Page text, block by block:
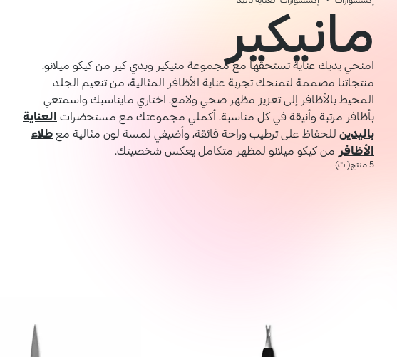
مانيكير
امنحي يديك عناية تستحقها مع مجموعة منيكير وبدي كير من كيكو ميلانو.
منتجاتنا مصممة لتمنحك تجربة عناية الأظافر المثالية، من تنعيم الجلد
المحيط بالأظافر إلى تعزيز مظهر صحي ولامع. اختاري مايناسبك واسمتعي
بأظافر مرتبة وأنيقة في كل مناسبة. أكملي مجموعتك مع مستحضرات العناية
باليدين للحفاظ على ترطيب وراحة فائقة، وأضيفي لمسة لون مثالية مع طلاء
الأظافر من كيكو ميلانو لمظهر متكامل يعكس شخصيتك.
5 منتج(ات)